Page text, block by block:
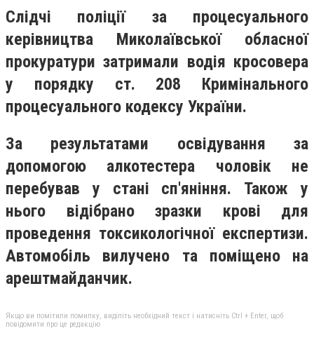
Слідчі поліції за процесуального
керівництва Миколаївської обласної
прокуратури затримали водія кросовера
у порядку ст. 208 Кримінального
процесуального кодексу України.
За результатами освідування за
допомогою алкотестера чоловік не
перебував у стані сп'яніння. Також у
нього відібрано зразки крові для
проведення токсикологічної експертизи.
Автомобіль вилучено та поміщено на
арештмайданчик.
Якщо ви помітили помилку, виділіть необхідний текст і натисніть Ctrl + Enter, щоб
повідомити про це редакцію